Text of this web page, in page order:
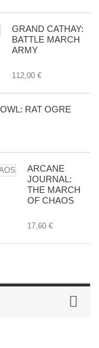
GRAND CATHAY:
BATTLE MARCH
ARMY
112,00 €
RAT OGRE
ARCANE
JOURNAL:
THE MARCH
OF CHAOS
17,60 €